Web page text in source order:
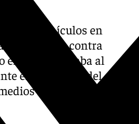
vehículos en
dirigidos contra
el PSG derrotaba al
en el estadio del
franceses,